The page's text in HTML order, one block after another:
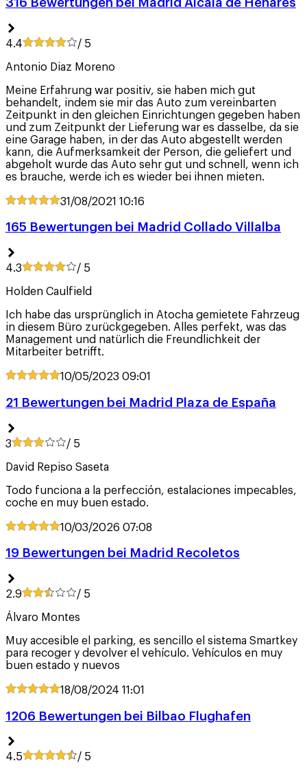
316 Bewertungen bei Madrid Alcalá de Henares
4.4 / 5
Antonio Diaz Moreno
Meine Erfahrung war positiv, sie haben mich gut
behandelt, indem sie mir das Auto zum vereinbarten
Zeitpunkt in den gleichen Einrichtungen gegeben haben
und zum Zeitpunkt der Lieferung war es dasselbe, da sie
eine Garage haben, in der das Auto abgestellt werden
kann, die Aufmerksamkeit der Person, die geliefert und
abgeholt wurde das Auto sehr gut und schnell, wenn ich
es brauche, werde ich es wieder bei ihnen mieten.
31/08/2021 10:16
165 Bewertungen bei Madrid Collado Villalba
4.3 / 5
Holden Caulfield
Ich habe das ursprünglich in Atocha gemietete Fahrzeug
in diesem Büro zurückgegeben. Alles perfekt, was das
Management und natürlich die Freundlichkeit der
Mitarbeiter betrifft.
10/05/2023 09:01
21 Bewertungen bei Madrid Plaza de España
3 / 5
David Repiso Saseta
Todo funciona a la perfección, estalaciones impecables,
coche en muy buen estado.
10/03/2026 07:08
19 Bewertungen bei Madrid Recoletos
2.9 / 5
Álvaro Montes
Muy accesible el parking, es sencillo el sistema Smartkey
para recoger y devolver el vehículo. Vehículos en muy
buen estado y nuevos
18/08/2024 11:01
1206 Bewertungen bei Bilbao Flughafen
4.5 / 5